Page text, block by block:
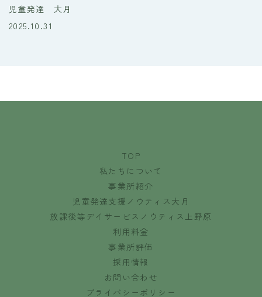
児童発達　大月
2025.10.31
TOP
私たちについて
事業所紹介
児童発達支援ノウティス大月
放課後等デイサービスノウティス上野原
利用料金
事業所評価
採用情報
お問い合わせ
プライバシーポリシー